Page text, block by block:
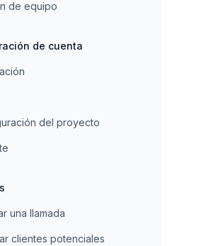
de equipo
de cuenta
del proyecto
una llamada
clientes potenciales